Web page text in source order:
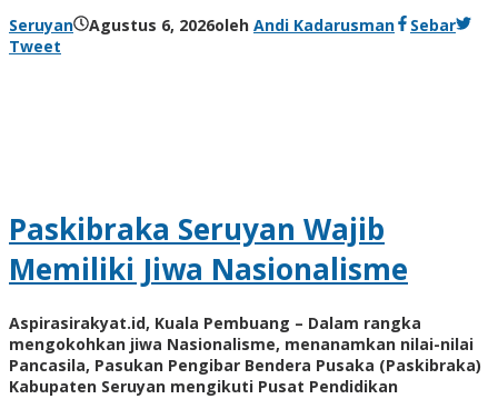
Seruyan
Agustus 6, 2026oleh Andi Kadarusman
Sebar
Tweet
Paskibraka Seruyan Wajib
Memiliki Jiwa Nasionalisme
Aspirasirakyat.id, Kuala Pembuang – Dalam rangka
mengokohkan jiwa Nasionalisme, menanamkan nilai-nilai
Pancasila, Pasukan Pengibar Bendera Pusaka (Paskibraka)
Kabupaten Seruyan mengikuti Pusat Pendidikan